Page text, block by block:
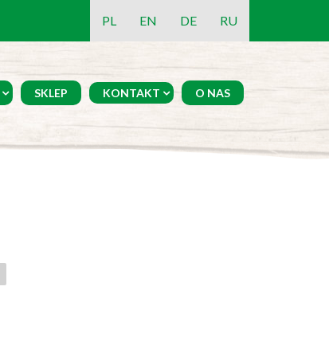
PL EN DE RU
SKLEP KONTAKT O NAS